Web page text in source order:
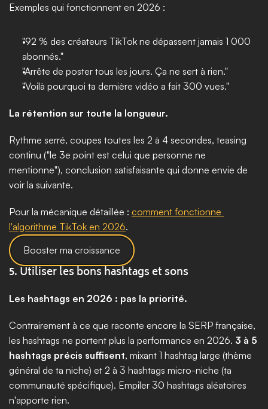
Exemples qui fonctionnent en 2026 :
"92 % des créateurs TikTok ne dépassent jamais 1 000
abonnés."
"Arrête de poster tous les jours. Ça ne sert à rien."
"Voilà pourquoi ta dernière vidéo a fait 300 vues."
La rétention sur toute la longueur.
Rythme serré, coupes toutes les 2 à 4 secondes, teasing
continu ("le 3e point est celui que personne ne
mentionne"), conclusion satisfaisante qui donne envie de
voir la suivante.
Pour la mécanique détaillée : comment fonctionne
l'algorithme TikTok en 2026.
Booster ma croissance
5. Utiliser les bons hashtags et sons
Les hashtags en 2026 : pas la priorité.
Contrairement à ce que raconte encore la SERP française,
les hashtags ne portent plus la performance en 2026. 3 à 5
hashtags précis suffisent, mixant 1 hashtag large (thème
général de ta niche) et 2 à 3 hashtags micro-niche (ta
communauté spécifique). Empiler 30 hashtags aléatoires
n'apporte rien.